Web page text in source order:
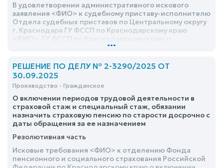
В удовлетворении административного искового
заявления <ФИО> к судебному приставу-исполнителю
Отдела судебных приставов по Центральному округу
г. Краснодара ГУ ФССП по Краснодарскому краю
<ФИО>, ГУ ФССП по Краснодарскому краю о
признании незаконным бездействия судебного
...
РЕШЕНИЕ ПО ДЕЛУ № 2-3290/2025 ОТ
30.09.2025
Производство - Гражданское
О включении периодов трудовой деятельности в
страховой стаж и специальный стаж, обязании
назначить страховую пенсию по старости досрочно с
даты обращения за ее назначением
Резолютивная часть
Исковые требования <ФИО> к отделению Фонда
пенсионного и социального страхования Российской